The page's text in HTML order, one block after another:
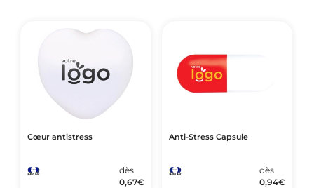
Cœur antistress
dès
0,67€
Anti-Stress Capsule
dès
0,94€